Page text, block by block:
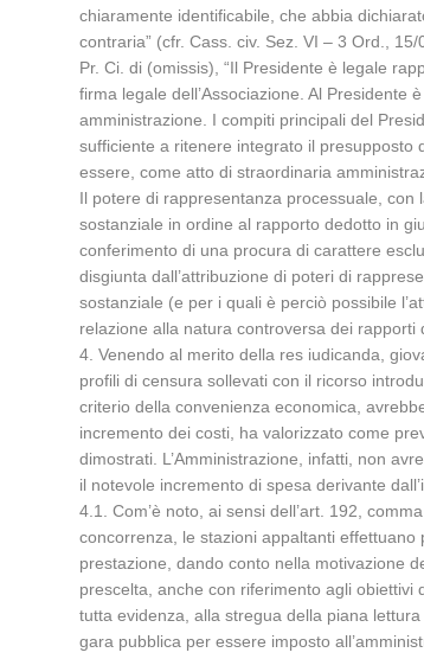
chiaramente identificabile, che abbia
contraria” (cfr. Cass. civ. Sez. VI – 3 Ord.,
Pr. Ci. di (omissis), “Il Presidente è legale
firma legale dell’Associazione. Al
amministrazione. I compiti principali del
sufficiente a ritenere integrato il presupposto
essere, come atto di straordinaria
Il potere di rappresentanza processuale,
sostanziale in ordine al rapporto dedotto in
conferimento di una procura di carattere
disgiunta dall’attribuzione di poteri di
sostanziale (e per i quali è perciò possibile
relazione alla natura controversa dei rapporti
4. Venendo al merito della res iudicanda,
profili di censura sollevati con il ricorso
criterio della convenienza economica,
incremento dei costi, ha valorizzato come
dimostrati. L’Amministrazione, infatti, non
il notevole incremento di spesa derivante
4.1. Com’è noto, ai sensi dell’art. 192,
concorrenza, le stazioni appaltanti effettuano
prestazione, dando conto nella motivazione
prescelta, anche con riferimento agli obiettivi
tutta evidenza, alla stregua della piana
gara pubblica per essere imposto